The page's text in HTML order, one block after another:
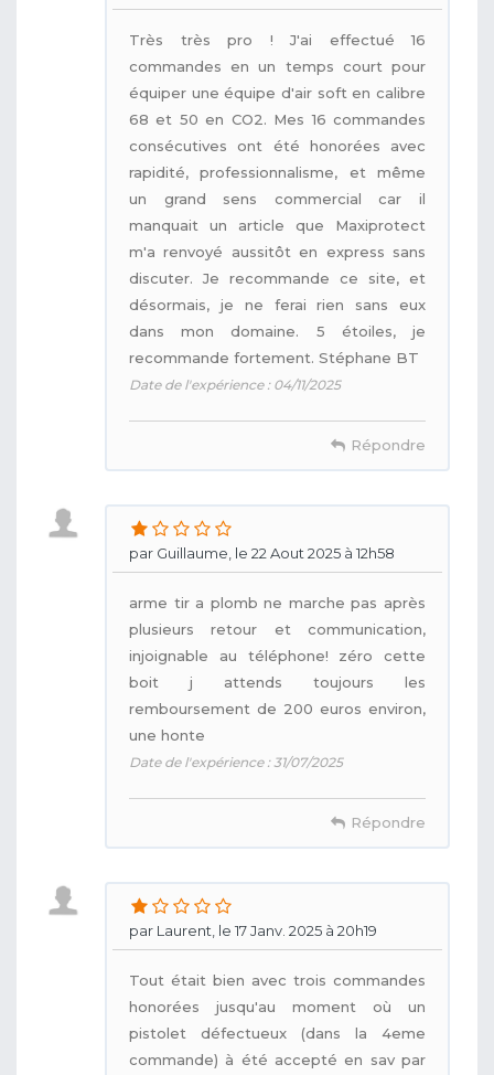
Très très pro ! J'ai effectué 16
commandes en un temps court pour
équiper une équipe d'air soft en calibre
68 et 50 en CO2. Mes 16 commandes
consécutives ont été honorées avec
rapidité, professionnalisme, et même
un grand sens commercial car il
manquait un article que Maxiprotect
m'a renvoyé aussitôt en express sans
discuter. Je recommande ce site, et
désormais, je ne ferai rien sans eux
dans mon domaine. 5 étoiles, je
recommande fortement. Stéphane BT
Date de l'expérience : 04/11/2025
Répondre
par Guillaume, le 22 Aout 2025 à 12h58
arme tir a plomb ne marche pas après
plusieurs retour et communication,
injoignable au téléphone! zéro cette
boit j attends toujours les
remboursement de 200 euros environ,
une honte
Date de l'expérience : 31/07/2025
Répondre
par Laurent, le 17 Janv. 2025 à 20h19
Tout était bien avec trois commandes
honorées jusqu'au moment où un
pistolet défectueux (dans la 4eme
commande) à été accepté en sav par